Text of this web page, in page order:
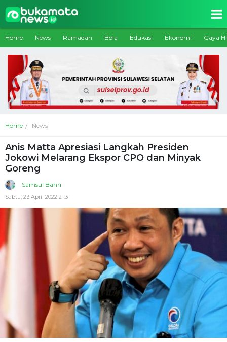
Home News Ramadan Bola Edukasi Ekonomi Gaya
Home News
Anis Matta Apresiasi Langkah Presiden
Jokowi Melarang Ekspor CPO dan Minyak
Goreng
Samsul Bahri
Sabtu, 23 April 2022 21:31